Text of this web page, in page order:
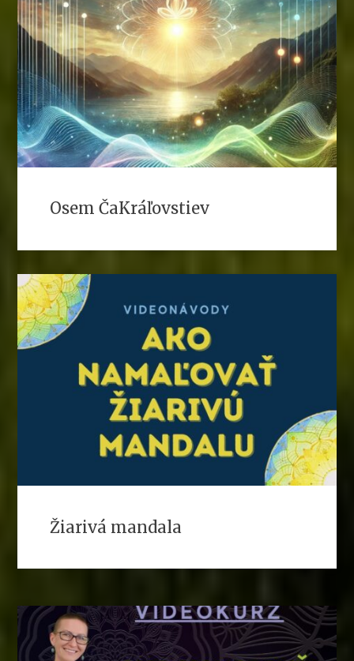
Osem ČaKráľovstiev
Žiarivá mandala